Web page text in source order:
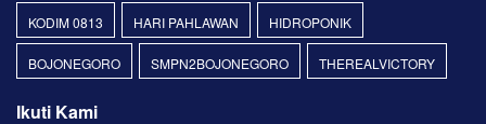
KODIM 0813 HARI PAHLAWAN HIDROPONIK
BOJONEGORO SMPN2BOJONEGORO THEREALVICTORY
Ikuti Kami